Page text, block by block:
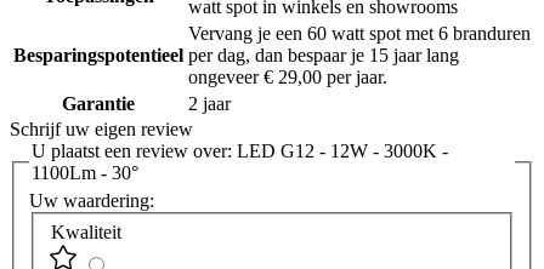
watt spot in winkels en showrooms
Besparingspotentieel
Vervang je een 60 watt spot met 6 branduren
per dag, dan bespaar je 15 jaar lang
ongeveer € 29,00 per jaar.
Garantie
2 jaar
Schrijf uw eigen review
U plaatst een review over: LED G12 - 12W - 3000K -
1100Lm - 30°
Uw waardering:
Kwaliteit